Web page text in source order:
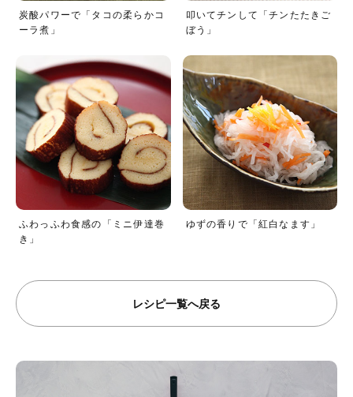
炭酸パワーで「タコの柔らかコ
ーラ煮」
叩いてチンして「チンたたきご
ぼう」
ふわっふわ食感の「ミニ伊達巻
き」
ゆずの香りで「紅白なます」
レシピ一覧へ戻る